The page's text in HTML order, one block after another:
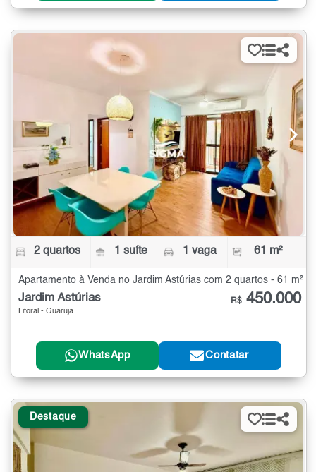
2 quartos 1 suíte 1 vaga 61 m²
Apartamento à Venda no Jardim Astúrias com 2 quartos - 61 m²
Jardim Astúrias
Litoral - Guarujá
R$ 450.000
WhatsApp Contatar
Destaque